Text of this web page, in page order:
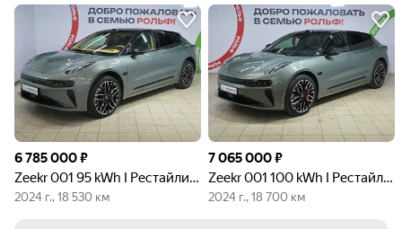
6 785 000 ₽
Zeekr 001 95 kWh I Рестайлинг 1
2024 г., 18 530 км
7 065 000 ₽
Zeekr 001 100 kWh I Рестайлинг 1
2024 г., 18 700 км